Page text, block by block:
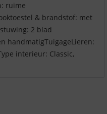
ruime
& brandstof: met
2 blad
handmatigTuigageLieren:
interieur: Classic,